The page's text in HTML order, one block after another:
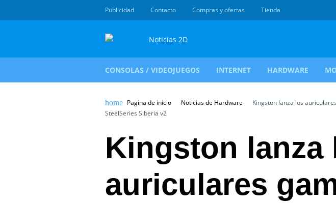
Publicidad Contacto Compras y ofertas Tienda
CONSOLAS / VIDEOJUEGOS INTERNET HARDWARE
Pagina de inicio Noticias de Hardware
Kingston lanza los
SteelSeries Siberia v2
Kingston lanza
auriculares